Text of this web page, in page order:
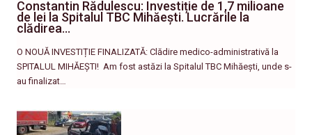
Constantin Rădulescu: Investiție de 1,7 milioane
de lei la Spitalul TBC Mihăești. Lucrările la
clădirea…
O NOUĂ INVESTIȚIE FINALIZATĂ: Clădire medico-administrativă la
SPITALUL MIHĂEȘTI! ​ Am fost astăzi la Spitalul TBC Mihăești, unde s-
au finalizat…